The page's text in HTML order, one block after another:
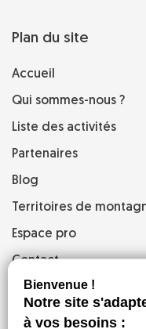
Plan du site
Accueil
Qui sommes-nous ?
Liste des activités
Partenaires
Blog
Territoires de
Espace pro
Contact
Mentions légales
CGV